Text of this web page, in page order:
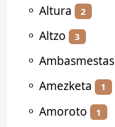
⚬ Altura 2
⚬ Altzo 3
⚬ Ambasmestas
⚬ Amezketa 1
⚬ Amoroto 1